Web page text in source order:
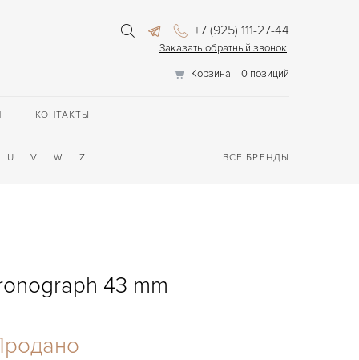
+7 (925) 111-27-44
Заказать обратный звонок
Корзина
0 позиций
КОНТАКТЫ
U V W Z ВСЕ БРЕНДЫ
43 mm